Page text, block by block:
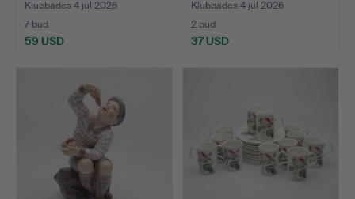
Wc-skylt…
Klubbades 4 jul 2026
7 bud
59 USD
Klubbades 4 jul 2026
2 bud
37 USD